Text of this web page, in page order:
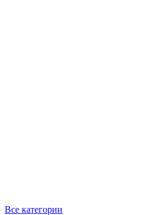
Все категории